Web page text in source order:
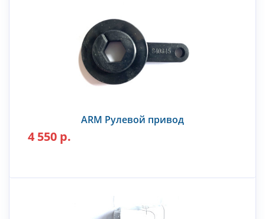
ARM Рулевой привод
4 550 р.